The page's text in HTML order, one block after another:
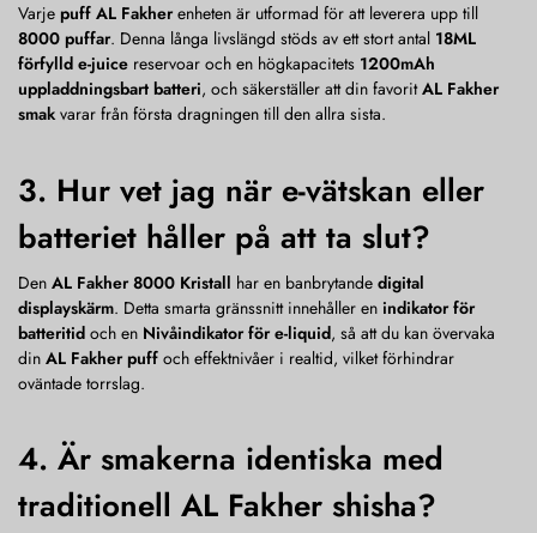
Varje puff AL Fakher enheten är utformad för att leverera upp till
8000 puffar. Denna långa livslängd stöds av ett stort antal 18ML
förfylld e-juice reservoar och en högkapacitets 1200mAh
uppladdningsbart batteri, och säkerställer att din favoritAL Fakher
smak varar från första dragningen till den allra sista.
3. Hur vet jag när e-vätskan eller
batteriet håller på att ta slut?
Den AL Fakher 8000 Kristall har en banbrytande digital
displayskärm. Detta smarta gränssnitt innehåller en indikator för
batteritid och en Nivåindikator för e-liquid, så att du kan övervaka
din AL Fakher puff och effektnivåer i realtid, vilket förhindrar
oväntade torrslag.
4. Är smakerna identiska med
traditionell AL Fakher shisha?